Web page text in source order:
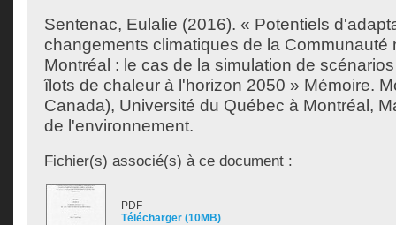
Sentenac, Eulalie (2016). « Potentiels
changements climatiques de la Communauté
Montréal : le cas de la simulation de
îlots de chaleur à l'horizon 2050 » Mémoire.
Canada), Université du Québec à Montréal,
de l'environnement.
Fichier(s) associé(s) à ce document :
PDF
Télécharger (10MB)